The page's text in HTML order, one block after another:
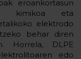
eroankortasun
kimikoa eta
elektrodo
behar diren
Horrela, DLPE
edo